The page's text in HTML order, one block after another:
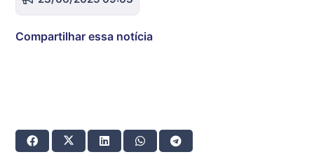
Compartilhar essa notícia